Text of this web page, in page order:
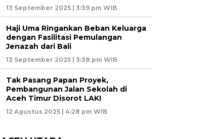
13 September 2025 | 3:39 pm WIB
Haji Uma Ringankan Beban Keluarga
dengan Fasilitasi Pemulangan
Jenazah dari Bali
13 September 2025 | 3:38 pm WIB
Tak Pasang Papan Proyek,
Pembangunan Jalan Sekolah di
Aceh Timur Disorot LAKI
12 Agustus 2025 | 4:28 pm WIB